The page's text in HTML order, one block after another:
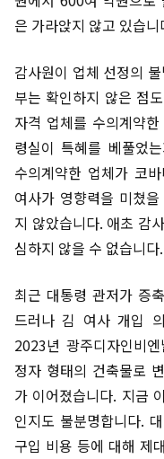
은 가라앉지 않고 있습니
감사원이 업체 선정의
부는 확인하지 않은 점
자격 업체를 수의계약
령실이 특혜를 베풀었
수의계약한 업체가 코
여사가 영향력을 미쳤
지 않았습니다. 애초 감
심하지 않을 수 없습니다.
최근 대통령 관저가 증
드러나 김 여사 개입
2023년 광주디자인비
정자 형태의 건축물로
가 이어졌습니다. 지금
인지도 불분명합니다.
구입 비용 등에 대해 제